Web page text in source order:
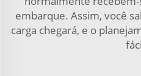
embarque. Assim, você
carga chegará, e o